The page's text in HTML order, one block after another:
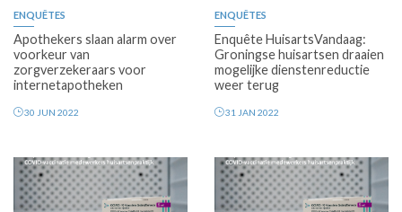
ENQUÊTES
Apothekers slaan alarm over
voorkeur van
zorgverzekeraars voor
internetapotheken
30 JUN 2022
ENQUÊTES
Enquête HuisartsVandaag:
Groningse huisartsen draaien
mogelijke dienstenreductie
weer terug
31 JAN 2022